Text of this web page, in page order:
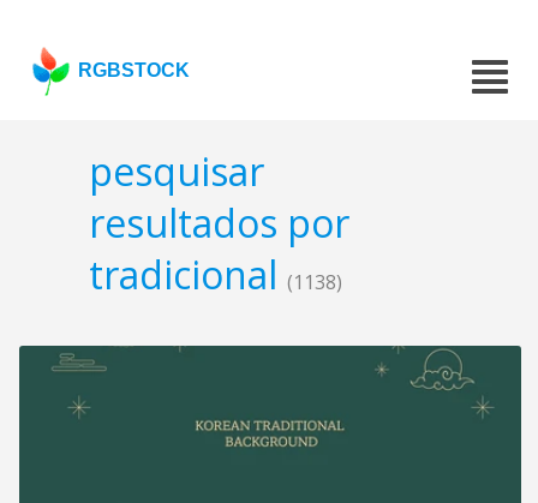
RGBSTOCK
pesquisar
resultados por
tradicional (1138)